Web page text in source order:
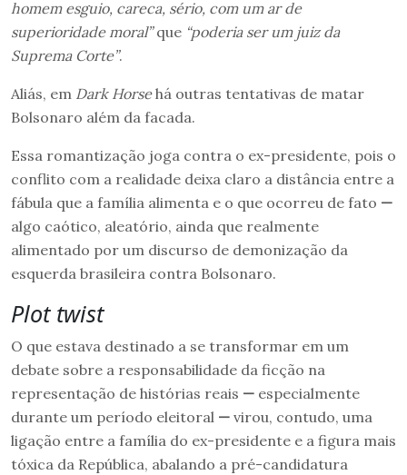
homem esguio, careca, sério, com um ar de
superioridade moral”que “poderia ser um juiz da
Suprema Corte”.
Aliás, em Dark Horsehá outras tentativas de matar
Bolsonaro além da facada.
Essa romantização joga contra o ex-presidente, pois o
conflito com a realidade deixa claro a distância entre a
fábula que a família alimenta e o que ocorreu de fato —
algo caótico, aleatório, ainda que realmente
alimentado por um discurso de demonização da
esquerda brasileira contra Bolsonaro.
Plot twist
O que estava destinado a se transformar em um
debate sobre a responsabilidade da ficção na
representação de histórias reais — especialmente
durante um período eleitoral — virou, contudo, uma
ligação entre a família do ex-presidente e a figura mais
tóxica da República, abalando a pré-candidatura